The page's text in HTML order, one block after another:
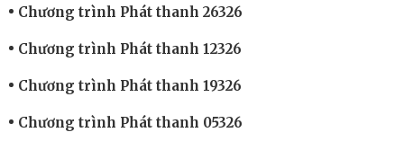
Chương trình Phát thanh 26326
Chương trình Phát thanh 12326
Chương trình Phát thanh 19326
Chương trình Phát thanh 05326